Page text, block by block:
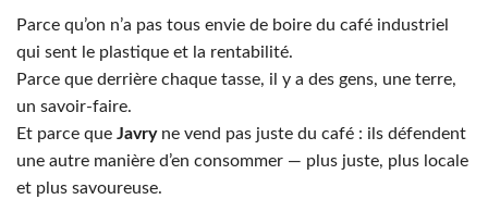
Parce qu’on n’a pas tous envie de boire du café industriel
qui sent le plastique et la rentabilité.
Parce que derrière chaque tasse, il y a des gens, une terre,
un savoir-faire.
Et parce que Javryne vend pas juste du café : ils défendent
une autre manière d’en consommer — plus juste, plus locale
et plus savoureuse.